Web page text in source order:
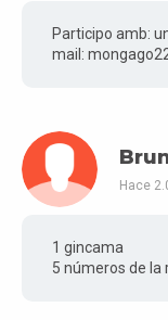
Participo amb:
mail:
Hace
1 gincama
5 números de la